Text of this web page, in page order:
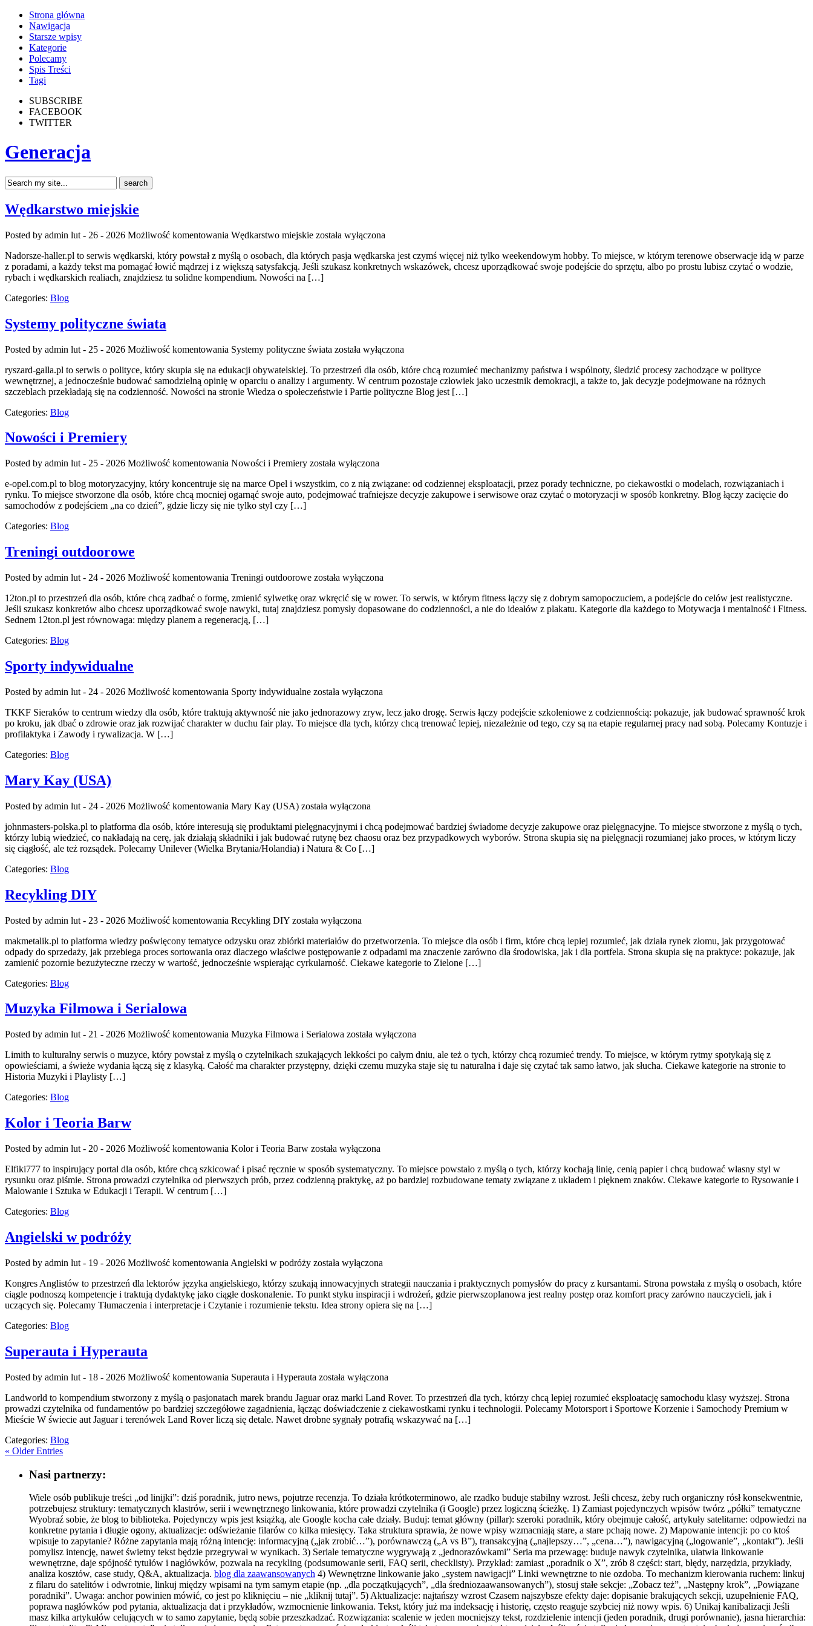
Strona główna
Nawigacja
Starsze wpisy
Kategorie
Polecamy
Spis Treści
Tagi
SUBSCRIBE
FACEBOOK
TWITTER
Generacja
Wędkarstwo miejskie
Posted by admin lut - 26 - 2026 Możliwość komentowania Wędkarstwo miejskie została wyłączona
Nadorsze-haller.pl to serwis wędkarski, który powstał z myślą o osobach, dla których pasja wędkarska jest czymś więcej niż tylko weekendowym hobby. To miejsce, w którym terenowe obserwacje idą w parze
z poradami, a każdy tekst ma pomagać łowić mądrzej i z większą satysfakcją. Jeśli szukasz konkretnych wskazówek, chcesz uporządkować swoje podejście do sprzętu, albo po prostu lubisz czytać o wodzie,
rybach i wędkarskich realiach, znajdziesz tu solidne kompendium. Nowości na […]
Categories: Blog
Systemy polityczne świata
Posted by admin lut - 25 - 2026 Możliwość komentowania Systemy polityczne świata została wyłączona
ryszard-galla.pl to serwis o polityce, który skupia się na edukacji obywatelskiej. To przestrzeń dla osób, które chcą rozumieć mechanizmy państwa i wspólnoty, śledzić procesy zachodzące w polityce
wewnętrznej, a jednocześnie budować samodzielną opinię w oparciu o analizy i argumenty. W centrum pozostaje człowiek jako uczestnik demokracji, a także to, jak decyzje podejmowane na różnych
szczeblach przekładają się na codzienność. Nowości na stronie Wiedza o społeczeństwie i Partie polityczne Blog jest […]
Categories: Blog
Nowości i Premiery
Posted by admin lut - 25 - 2026 Możliwość komentowania Nowości i Premiery została wyłączona
e-opel.com.pl to blog motoryzacyjny, który koncentruje się na marce Opel i wszystkim, co z nią związane: od codziennej eksploatacji, przez porady techniczne, po ciekawostki o modelach, rozwiązaniach i
rynku. To miejsce stworzone dla osób, które chcą mocniej ogarnąć swoje auto, podejmować trafniejsze decyzje zakupowe i serwisowe oraz czytać o motoryzacji w sposób konkretny. Blog łączy zacięcie do
samochodów z podejściem „na co dzień”, gdzie liczy się nie tylko styl czy […]
Categories: Blog
Treningi outdoorowe
Posted by admin lut - 24 - 2026 Możliwość komentowania Treningi outdoorowe została wyłączona
12ton.pl to przestrzeń dla osób, które chcą zadbać o formę, zmienić sylwetkę oraz wkręcić się w rower. To serwis, w którym fitness łączy się z dobrym samopoczuciem, a podejście do celów jest realistyczne.
Jeśli szukasz konkretów albo chcesz uporządkować swoje nawyki, tutaj znajdziesz pomysły dopasowane do codzienności, a nie do ideałów z plakatu. Kategorie dla każdego to Motywacja i mentalność i Fitness.
Sednem 12ton.pl jest równowaga: między planem a regeneracją, […]
Categories: Blog
Sporty indywidualne
Posted by admin lut - 24 - 2026 Możliwość komentowania Sporty indywidualne została wyłączona
TKKF Sieraków to centrum wiedzy dla osób, które traktują aktywność nie jako jednorazowy zryw, lecz jako drogę. Serwis łączy podejście szkoleniowe z codziennością: pokazuje, jak budować sprawność krok
po kroku, jak dbać o zdrowie oraz jak rozwijać charakter w duchu fair play. To miejsce dla tych, którzy chcą trenować lepiej, niezależnie od tego, czy są na etapie regularnej pracy nad sobą. Polecamy Kontuzje i
profilaktyka i Zawody i rywalizacja. W […]
Categories: Blog
Mary Kay (USA)
Posted by admin lut - 24 - 2026 Możliwość komentowania Mary Kay (USA) została wyłączona
johnmasters-polska.pl to platforma dla osób, które interesują się produktami pielęgnacyjnymi i chcą podejmować bardziej świadome decyzje zakupowe oraz pielęgnacyjne. To miejsce stworzone z myślą o tych,
którzy lubią wiedzieć, co nakładają na cerę, jak działają składniki i jak budować rutynę bez chaosu oraz bez przypadkowych wyborów. Strona skupia się na pielęgnacji rozumianej jako proces, w którym liczy
się ciągłość, ale też rozsądek. Polecamy Unilever (Wielka Brytania/Holandia) i Natura & Co […]
Categories: Blog
Recykling DIY
Posted by admin lut - 23 - 2026 Możliwość komentowania Recykling DIY została wyłączona
makmetalik.pl to platforma wiedzy poświęcony tematyce odzysku oraz zbiórki materiałów do przetworzenia. To miejsce dla osób i firm, które chcą lepiej rozumieć, jak działa rynek złomu, jak przygotować
odpady do sprzedaży, jak przebiega proces sortowania oraz dlaczego właściwe postępowanie z odpadami ma znaczenie zarówno dla środowiska, jak i dla portfela. Strona skupia się na praktyce: pokazuje, jak
zamienić pozornie bezużyteczne rzeczy w wartość, jednocześnie wspierając cyrkularność. Ciekawe kategorie to Zielone […]
Categories: Blog
Muzyka Filmowa i Serialowa
Posted by admin lut - 21 - 2026 Możliwość komentowania Muzyka Filmowa i Serialowa została wyłączona
Limith to kulturalny serwis o muzyce, który powstał z myślą o czytelnikach szukających lekkości po całym dniu, ale też o tych, którzy chcą rozumieć trendy. To miejsce, w którym rytmy spotykają się z
opowieściami, a świeże wydania łączą się z klasyką. Całość ma charakter przystępny, dzięki czemu muzyka staje się tu naturalna i daje się czytać tak samo łatwo, jak słucha. Ciekawe kategorie na stronie to
Historia Muzyki i Playlisty […]
Categories: Blog
Kolor i Teoria Barw
Posted by admin lut - 20 - 2026 Możliwość komentowania Kolor i Teoria Barw została wyłączona
Elfiki777 to inspirujący portal dla osób, które chcą szkicować i pisać ręcznie w sposób systematyczny. To miejsce powstało z myślą o tych, którzy kochają linię, cenią papier i chcą budować własny styl w
rysunku oraz piśmie. Strona prowadzi czytelnika od pierwszych prób, przez codzienną praktykę, aż po bardziej rozbudowane tematy związane z układem i pięknem znaków. Ciekawe kategorie to Rysowanie i
Malowanie i Sztuka w Edukacji i Terapii. W centrum […]
Categories: Blog
Angielski w podróży
Posted by admin lut - 19 - 2026 Możliwość komentowania Angielski w podróży została wyłączona
Kongres Anglistów to przestrzeń dla lektorów języka angielskiego, którzy szukają innowacyjnych strategii nauczania i praktycznych pomysłów do pracy z kursantami. Strona powstała z myślą o osobach, które
ciągle podnoszą kompetencje i traktują dydaktykę jako ciągłe doskonalenie. To punkt styku inspiracji i wdrożeń, gdzie pierwszoplanowa jest realny postęp oraz komfort pracy zarówno nauczycieli, jak i
uczących się. Polecamy Tłumaczenia i interpretacje i Czytanie i rozumienie tekstu. Idea strony opiera się na […]
Categories: Blog
Superauta i Hyperauta
Posted by admin lut - 18 - 2026 Możliwość komentowania Superauta i Hyperauta została wyłączona
Landworld to kompendium stworzony z myślą o pasjonatach marek brandu Jaguar oraz marki Land Rover. To przestrzeń dla tych, którzy chcą lepiej rozumieć eksploatację samochodu klasy wyższej. Strona
prowadzi czytelnika od fundamentów po bardziej szczegółowe zagadnienia, łącząc doświadczenie z ciekawostkami rynku i technologii. Polecamy Motorsport i Sportowe Korzenie i Samochody Premium w
Mieście W świecie aut Jaguar i terenówek Land Rover liczą się detale. Nawet drobne sygnały potrafią wskazywać na […]
Categories: Blog
« Older Entries
Nasi partnerzy:
Wiele osób publikuje treści „od linijki”: dziś poradnik, jutro news, pojutrze recenzja. To działa krótkoterminowo, ale rzadko buduje stabilny wzrost. Jeśli chcesz, żeby ruch organiczny rósł konsekwentnie,
potrzebujesz struktury: tematycznych klastrów, serii i wewnętrznego linkowania, które prowadzi czytelnika (i Google) przez logiczną ścieżkę. 1) Zamiast pojedynczych wpisów twórz „półki” tematyczne
Wyobraź sobie, że blog to biblioteka. Pojedynczy wpis jest książką, ale Google kocha całe działy. Buduj: temat główny (pillar): szeroki poradnik, który obejmuje całość, artykuły satelitarne: odpowiedzi na
konkretne pytania i długie ogony, aktualizacje: odświeżanie filarów co kilka miesięcy. Taka struktura sprawia, że nowe wpisy wzmacniają stare, a stare pchają nowe. 2) Mapowanie intencji: po co ktoś
wpisuje to zapytanie? Różne zapytania mają różną intencję: informacyjną („jak zrobić…”), porównawczą („A vs B”), transakcyjną („najlepszy…”, „cena…”), nawigacyjną („logowanie”, „kontakt”). Jeśli
pomylisz intencję, nawet świetny tekst będzie przegrywał w wynikach. 3) Seriale tematyczne wygrywają z „jednorazówkami” Seria ma przewagę: buduje nawyk czytelnika, ułatwia linkowanie
wewnętrzne, daje spójność tytułów i nagłówków, pozwala na recykling (podsumowanie serii, FAQ serii, checklisty). Przykład: zamiast „poradnik o X”, zrób 8 części: start, błędy, narzędzia, przykłady,
analiza kosztów, case study, Q&A, aktualizacja. blog dla zaawansowanych 4) Wewnętrzne linkowanie jako „system nawigacji” Linki wewnętrzne to nie ozdoba. To mechanizm kierowania ruchem: linkuj
z filaru do satelitów i odwrotnie, linkuj między wpisami na tym samym etapie (np. „dla początkujących”, „dla średniozaawansowanych”), stosuj stałe sekcje: „Zobacz też”, „Następny krok”, „Powiązane
poradniki”. Uwaga: anchor powinien mówić, co jest po kliknięciu – nie „kliknij tutaj”. 5) Aktualizacje: najtańszy wzrost Czasem najszybsze efekty daje: dopisanie brakujących sekcji, uzupełnienie FAQ,
poprawa nagłówków pod pytania, aktualizacja dat i przykładów, wzmocnienie linkowania. Tekst, który już ma indeksację i historię, często reaguje szybciej niż nowy wpis. 6) Unikaj kanibalizacji Jeśli
masz kilka artykułów celujących w to samo zapytanie, będą sobie przeszkadzać. Rozwiązania: scalenie w jeden mocniejszy tekst, rozdzielenie intencji (jeden poradnik, drugi porównanie), jasna hierarchia: